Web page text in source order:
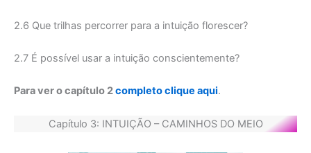
2.6 Que trilhas percorrer para a intuição florescer?
2.7 É possível usar a intuição conscientemente?
Para ver o capítulo 2completo clique aqui.
Capítulo 3: INTUIÇÃO – CAMINHOS DO MEIO